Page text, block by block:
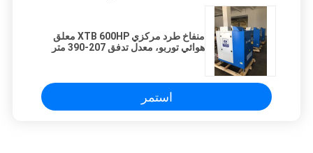
منفاخ طرد مركزي XTB 600HP معلق
هوائي توربو، معدل تدفق 207-390 متر
استمر